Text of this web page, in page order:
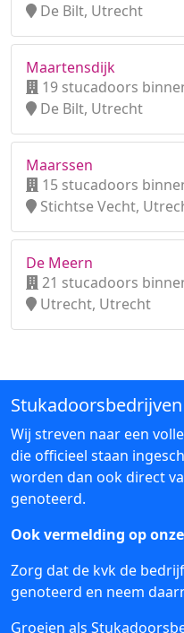
De Bilt, Utrecht
Maartensdijk
19 stucadoors
De Bilt, Utrecht
Maarssen
15 stucadoors
Stichtse Vecht,
De Meern
21 stucadoors
Utrecht, Utrecht
Wij streven naar een
die officieel staan
worden dan ook direct
genoteerd.
Ook vermelding op
Zorg dat de kvk de
genoteerd en neem
Groeien als